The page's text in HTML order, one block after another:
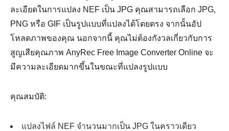
ละเอียดในการแปลง NEF เป็น JPG คุณสามารถเลือก JPG,
PNG หรือ GIF เป็นรูปแบบที่แปลงได้โดยตรง จากนั้นอัป
โหลดภาพของคุณ นอกจากนี้ คุณไม่ต้องกังวลเกี่ยวกับการ
สูญเสียคุณภาพ AnyRec Free Image Converter Online จะ
มีความละเอียดมากขึ้นในขณะที่แปลงรูปแบบ
คุณสมบัติ:
แปลงไฟล์ NEF จำนวนมากเป็น JPG ในคราวเดียว